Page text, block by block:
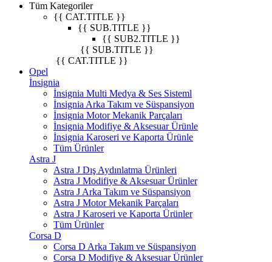
Tüm Kategoriler
{{ CAT.TITLE }}
{{ SUB.TITLE }}
{{ SUB2.TITLE }}
{{ SUB.TITLE }}
{{ CAT.TITLE }}
Opel
İnsignia
İnsignia Multi Medya & Ses Sisteml
İnsignia Arka Takım ve Süspansiyon
İnsignia Motor Mekanik Parçaları
İnsignia Modifiye & Aksesuar Ürünle
İnsignia Karoseri ve Kaporta Ürünle
Tüm Ürünler
Astra J
Astra J Dış Aydınlatma Ürünleri
Astra J Modifiye & Aksesuar Ürünler
Astra J Arka Takım ve Süspansiyon
Astra J Motor Mekanik Parçaları
Astra J Karoseri ve Kaporta Ürünler
Tüm Ürünler
Corsa D
Corsa D Arka Takım ve Süspansiyon
Corsa D Modifiye & Aksesuar Ürünler